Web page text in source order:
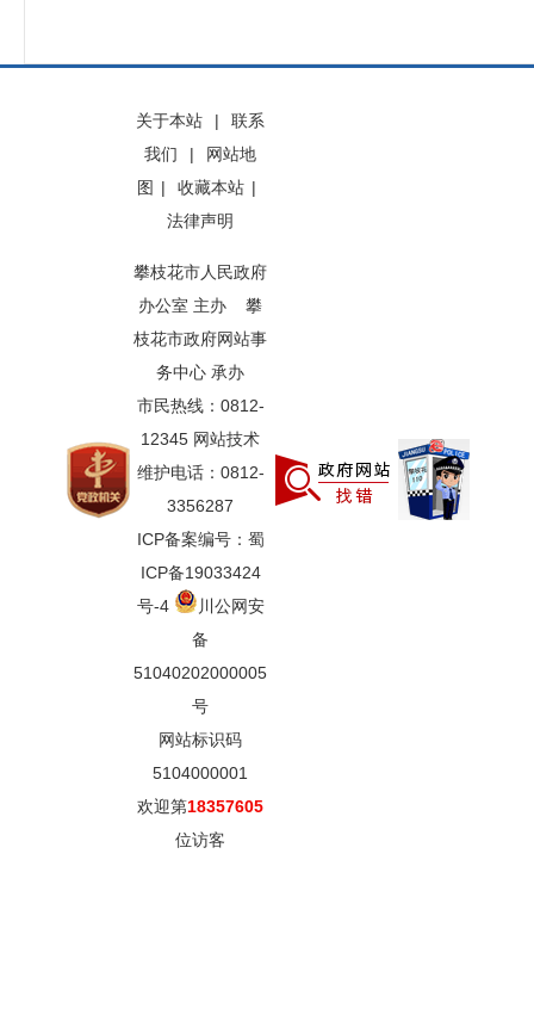
关于本站 |
联系
我们
|
网站地
图 | 收藏本站 |
法律声明
攀枝花市人民政府
办公室 主办 攀
枝花市政府网站事
务中心 承办
市民热线：0812-
12345 网站技术
维护电话：0812-
3356287
ICP备案编号：蜀
ICP备19033424
号-4
川公网安
备
51040202000005
号
网站标识码
5104000001
欢迎第18357605
位访客